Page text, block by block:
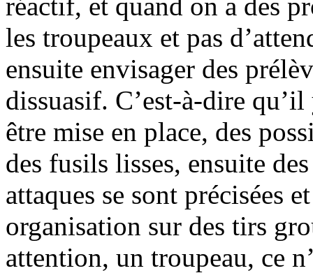
les troupeaux et pas
ensuite envisager des
dissuasif. C’est-à-dire
être mise en place, des
des fusils lisses, ensuite
attaques se sont précisées
organisation sur des tirs
attention, un troupeau, ce